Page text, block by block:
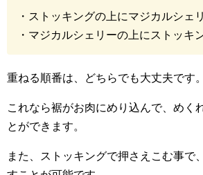
・ストッキングの上にマジカルシェ
・マジカルシェリーの上にストッキ
重ねる順番は、どちらでも大丈夫です。
これなら裾がお肉にめり込んで、めく
とができます。
また、ストッキングで押さえこむ事で